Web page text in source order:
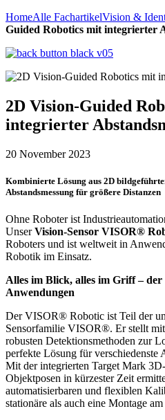
HomeAlle FachartikelVision &
Guided Robotics mit integrierter
2D Vision-Guided
integrierter
20 November 2023
Kombinierte Lösung aus 2D
Abstandsmessung für größere Distanzen
Ohne Roboter ist
UnserVision-Sensor VISOR®
Roboters und ist weltweit in
Robotik im Einsatz.
Alles im Blick, alles im Griff –
Anwendungen
Der VISOR® Robotic ist Teil der
Sensorfamilie VISOR®. Er stellt
robusten Detektionsmethoden zur
perfekte Lösung für verschiedenste
Mit der integrierten Target Mark
Objektposen in kürzester Zeit
automatisierbaren und flexiblen
stationäre als auch eine Montage